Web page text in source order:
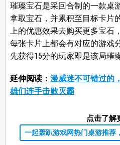
璀璨宝石是采回合制的一款桌
拿取宝石，并累积至目标卡片
上的优惠效果去购买更多宝石
每张卡片上都会有对应的游戏
先获得15分的玩家即是该局璀
延伸阅读： 漫威迷不可错过的
雄们连手击败灭霸
点击了解
一起轰趴游戏网热门桌游推荐